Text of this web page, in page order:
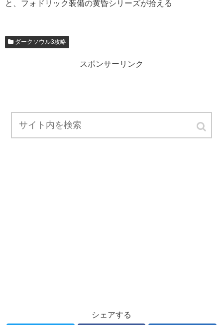
と、フォドリック装備の黄昏シリーズが拾える
ダークソウル3攻略
スポンサーリンク
シェアする